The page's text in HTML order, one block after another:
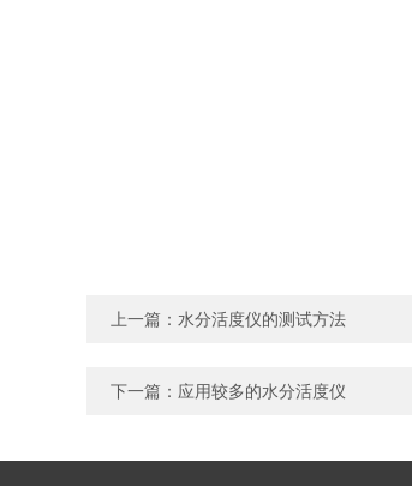
上一篇： 水分活度仪的测试方法
下一篇： 应用较多的水分活度仪